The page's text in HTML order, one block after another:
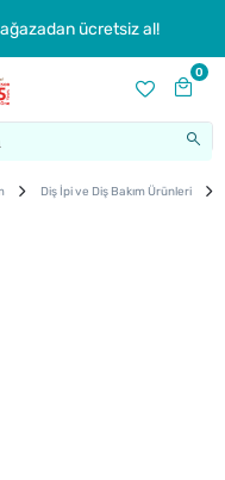
ücretsiz al!
0
Diş İpi ve Diş Bakım Ürünleri